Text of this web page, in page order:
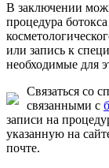
В заключении
процедура
или запись к
необходимые для
Связаться со
связанными с
записи на
указанную на
почте.